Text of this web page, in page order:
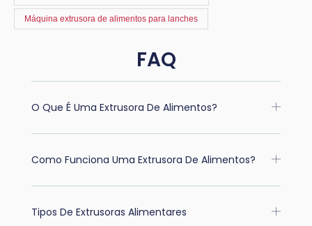
Máquina extrusora de alimentos para lanches
FAQ
O Que É Uma Extrusora De Alimentos?
Como Funciona Uma Extrusora De Alimentos?
Tipos De Extrusoras Alimentares